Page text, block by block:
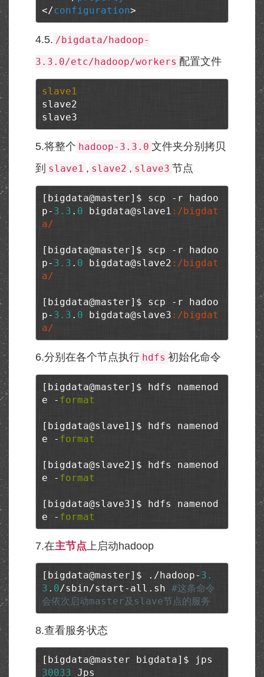
</configuration>
4.5. /bigdata/hadoop-
3.3.0/etc/hadoop/workers 配置文件
slave1
slave2
slave3
5.将整个 hadoop-3.3.0 文件夹分别拷贝
到 slave1 , slave2 , slave3 节点
[bigdata@master]$ scp -r hadoo
p- 3.3 . 0 bigdata@slave1 :/bigdat
a/
[bigdata@master]$ scp -r hadoo
p- 3.3 . 0 bigdata@slave2 :/bigdat
a/
[bigdata@master]$ scp -r hadoo
p- 3.3 . 0 bigdata@slave3 :/bigdat
a/
6.分别在各个节点执行 hdfs 初始化命令
[bigdata@master]$ hdfs namenod
e - format
[bigdata@slave1]$ hdfs namenod
e - format
[bigdata@slave2]$ hdfs namenod
e - format
[bigdata@slave3]$ hdfs namenod
e - format
7.在主节点上启动hadoop
[bigdata@master]$ ./hadoop- 3.
3 . 0/sbin/start-all.sh #这条命令
会依次启动master及slave节点的服务
8.查看服务状态
30033